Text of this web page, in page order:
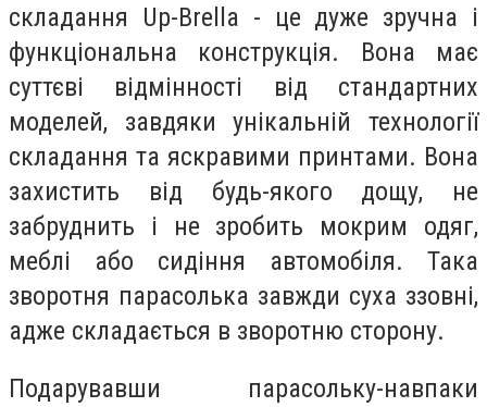
складання Up-Brella - це дуже зручна і
функціональна конструкція. Вона має
суттєві відмінності від стандартних
моделей, завдяки унікальній технології
складання та яскравими принтами. Вона
захистить від будь-якого дощу, не
забруднить і не зробить мокрим одяг,
меблі або сидіння автомобіля. Така
зворотня парасолька завжди суха ззовні,
адже складається в зворотню сторону.
Подарувавши парасольку-навпаки